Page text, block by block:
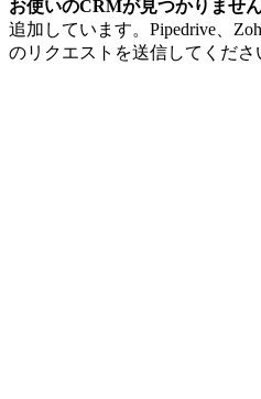
お使いのCRMが見つかりませ
追加しています。Pipedrive、
のリクエストを送信してくださ